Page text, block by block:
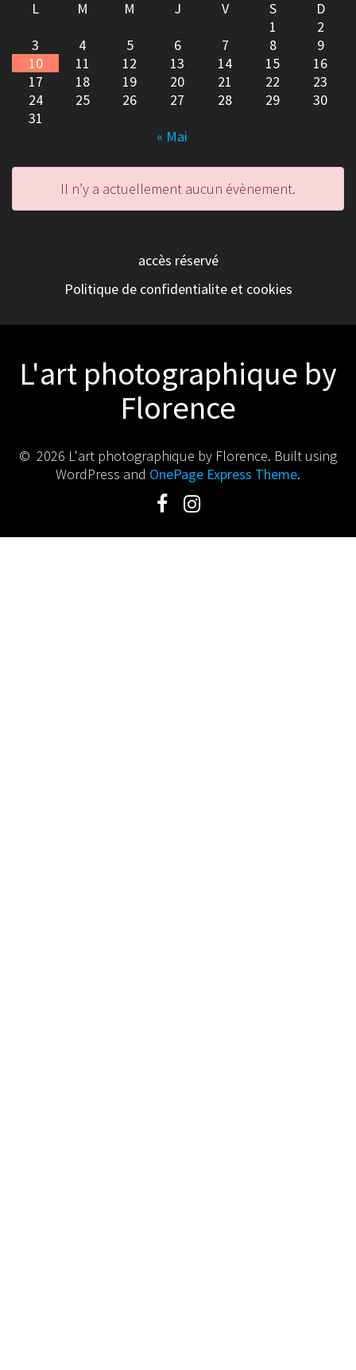
L M M J V S
D
1
2
3
4 5 6 7 8
9
10
11 12 13 14 15
16
17
18 19 20 21 22
23
24
25 26 27 28 29
30
31
« Mai
Il n’y a actuellement aucun évènement.
accès réservé
Politique de confidentialite et cookies
L'art photographique by
Florence
© 2026 L'art photographique by Florence. Built using
WordPress and OnePage Express Theme.